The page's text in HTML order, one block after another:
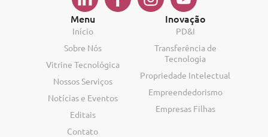
Menu
Início
Sobre Nós
Vitrine Tecnológica
Nossos Serviços
Notícias e Eventos
Editais
Contato
Inovação
PD&I
Transferência de
Tecnologia
Propriedade Intelectual
Empreendedorismo
Empresas Filhas